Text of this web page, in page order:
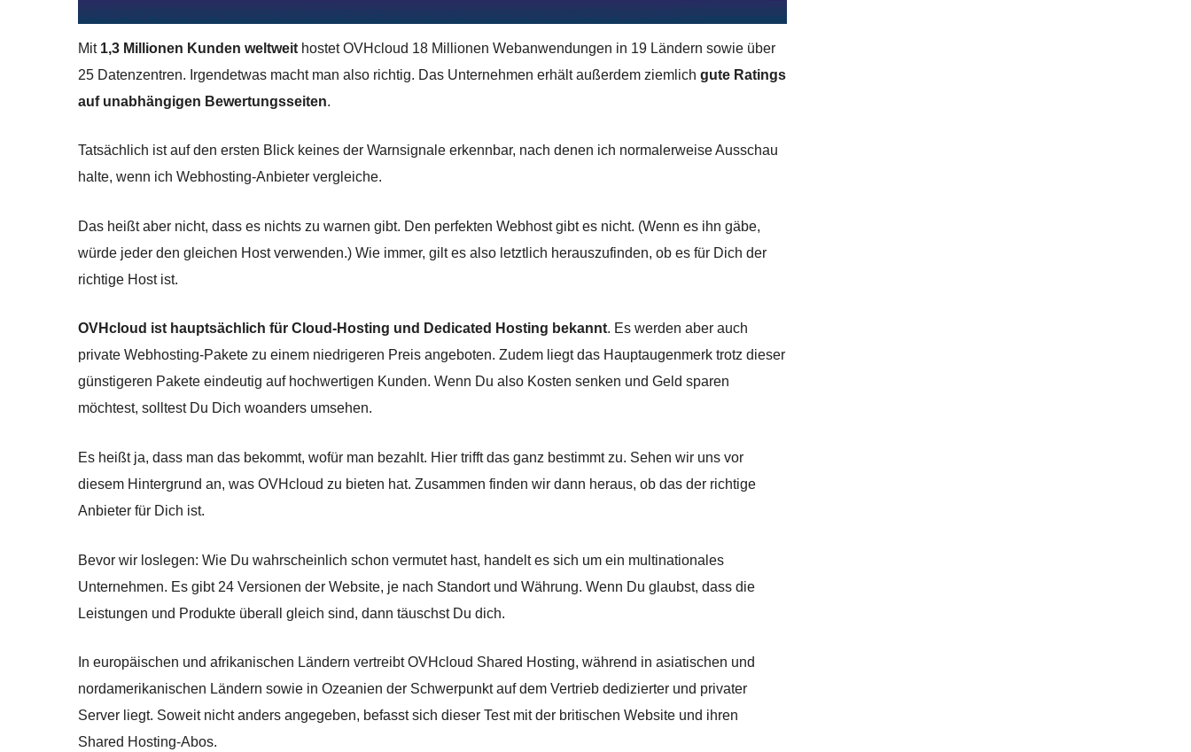
Mit 1,3 Millionen Kunden weltweit hostet OVHcloud 18 Millionen Webanwendungen in 19 Ländern sowie über
25 Datenzentren. Irgendetwas macht man also richtig. Das Unternehmen erhält außerdem ziemlich gute Ratings
auf unabhängigen Bewertungsseiten.
Tatsächlich ist auf den ersten Blick keines der Warnsignale erkennbar, nach denen ich normalerweise Ausschau
halte, wenn ich Webhosting-Anbieter vergleiche.
Das heißt aber nicht, dass es nichts zu warnen gibt. Den perfekten Webhost gibt es nicht. (Wenn es ihn gäbe,
würde jeder den gleichen Host verwenden.) Wie immer, gilt es also letztlich herauszufinden, ob es für Dich der
richtige Host ist.
OVHcloud ist hauptsächlich für Cloud-Hosting und Dedicated Hosting bekannt. Es werden aber auch
private Webhosting-Pakete zu einem niedrigeren Preis angeboten. Zudem liegt das Hauptaugenmerk trotz dieser
günstigeren Pakete eindeutig auf hochwertigen Kunden. Wenn Du also Kosten senken und Geld sparen
möchtest, solltest Du Dich woanders umsehen.
Es heißt ja, dass man das bekommt, wofür man bezahlt. Hier trifft das ganz bestimmt zu. Sehen wir uns vor
diesem Hintergrund an, was OVHcloud zu bieten hat. Zusammen finden wir dann heraus, ob das der richtige
Anbieter für Dich ist.
Bevor wir loslegen: Wie Du wahrscheinlich schon vermutet hast, handelt es sich um ein multinationales
Unternehmen. Es gibt 24 Versionen der Website, je nach Standort und Währung. Wenn Du glaubst, dass die
Leistungen und Produkte überall gleich sind, dann täuschst Du dich.
In europäischen und afrikanischen Ländern vertreibt OVHcloud Shared Hosting, während in asiatischen und
nordamerikanischen Ländern sowie in Ozeanien der Schwerpunkt auf dem Vertrieb dedizierter und privater
Server liegt. Soweit nicht anders angegeben, befasst sich dieser Test mit der britischen Website und ihren
Shared Hosting-Abos.